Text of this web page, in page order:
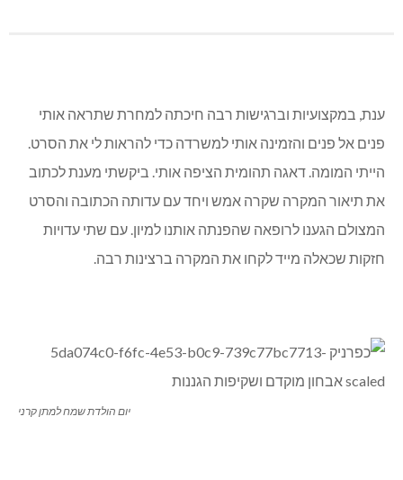
ענת, במקצועיות וברגישות רבה חיכתה למחרת שתראה אותי
פנים אל פנים והזמינה אותי למשרדה כדי להראות לי את הסרט.
הייתי המומה. דאגה תהומית הציפה אותי. ביקשתי מענת לכתוב
את תיאור המקרה שקרה אמש ויחד עם עדותה הכתובה והסרט
המצולם הגענו לרופאה שהפנתה אותנו למיון. עם שתי עדויות
חזקות שכאלה מייד לקחו את המקרה ברצינות רבה.
יום הולדת שמח למתן קרני